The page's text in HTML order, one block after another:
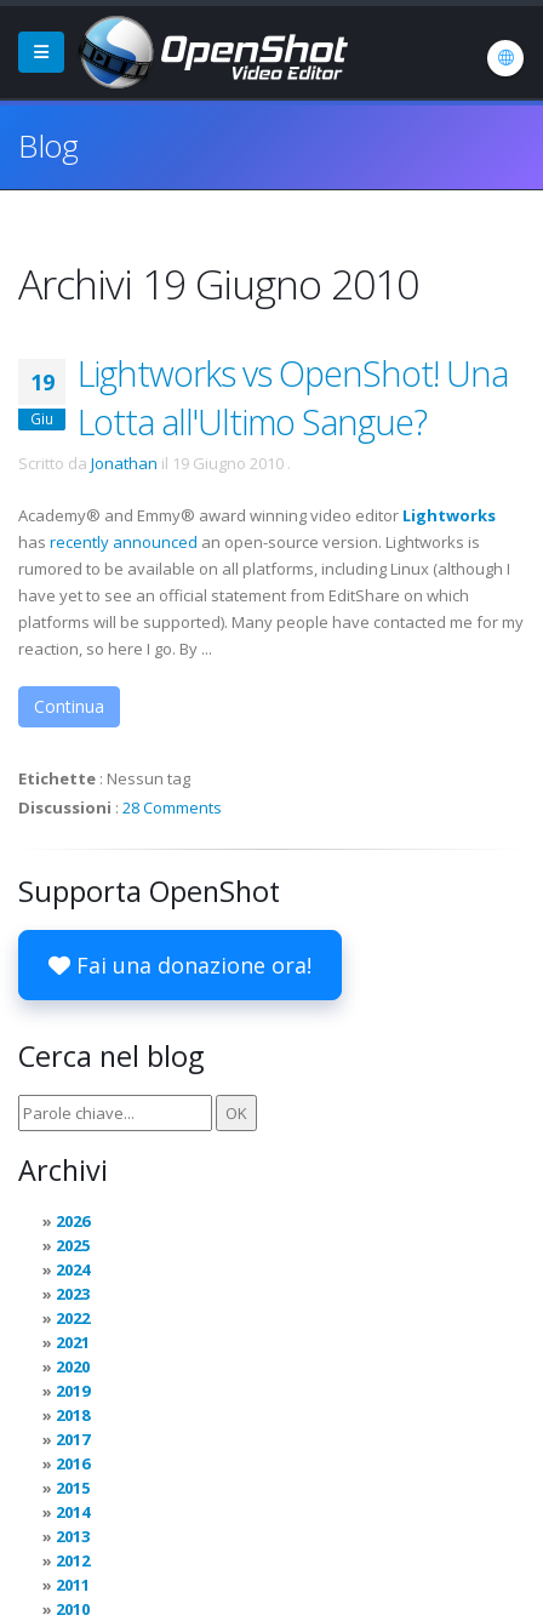
Blog
Archivi 19 Giugno 2010
19
Giu
Lightworks vs OpenShot! Una
Lotta all'Ultimo Sangue?
Scritto da Jonathan il 19 Giugno 2010 .
Academy® and Emmy® award winning video editor Lightworks
has recently announced an open-source version. Lightworks is
rumored to be available on all platforms, including Linux (although I
have yet to see an official statement from EditShare on which
platforms will be supported). Many people have contacted me for my
reaction, so here I go. By ...
Continua
Etichette : Nessun tag
Discussioni : 28 Comments
Supporta OpenShot
Fai una donazione ora!
Cerca nel blog
Archivi
2026
2025
2024
2023
2022
2021
2020
2019
2018
2017
2016
2015
2014
2013
2012
2011
2010